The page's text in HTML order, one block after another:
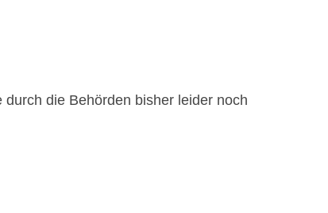
die Behörden bisher leider noch